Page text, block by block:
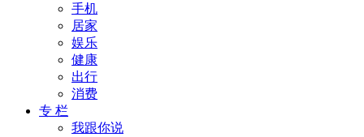
手机
居家
娱乐
健康
出行
消费
专 栏
我跟你说